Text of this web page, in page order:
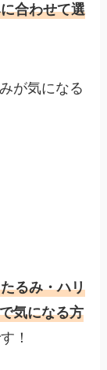
合わせて選
が気になる
るみ・ハリ
気になる方
！